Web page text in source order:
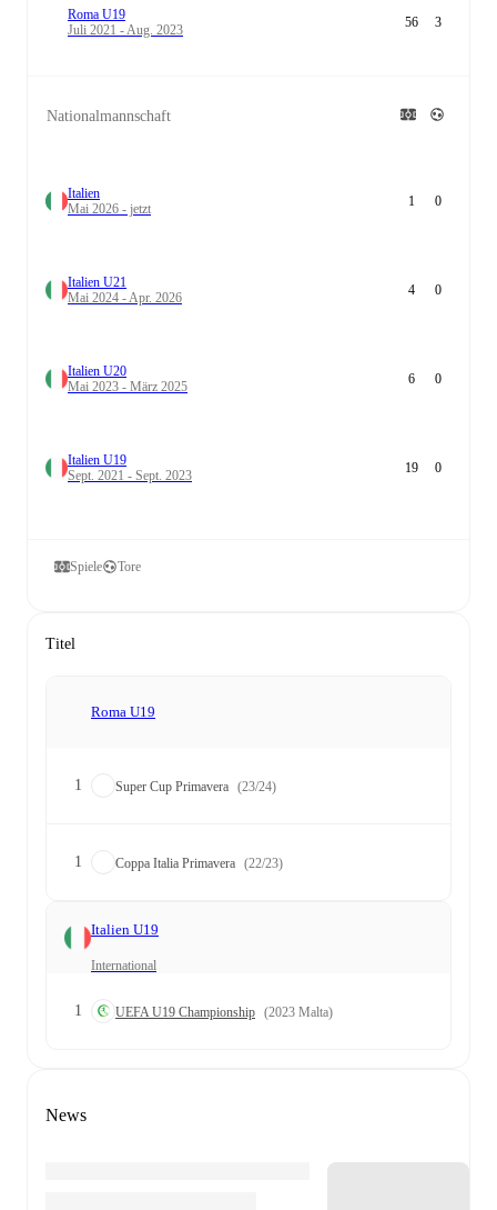
Roma U19
Juli 2021 - Aug. 2023
56 3
Nationalmannschaft
Italien
Mai 2026 - jetzt
1 0
Italien U21
Mai 2024 - Apr. 2026
4 0
Italien U20
Mai 2023 - März 2025
6 0
Italien U19
Sept. 2021 - Sept. 2023
19 0
Spiele Tore
Titel
Roma U19
1 Super Cup Primavera (23/24)
1 Coppa Italia Primavera (22/23)
Italien U19
International
1 UEFA U19 Championship (2023 Malta)
News